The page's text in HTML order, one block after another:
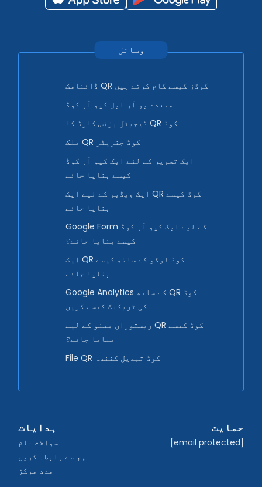
وسائل
ڈائنامک QR کوڈز کیسے کام کرتے ہیں
متعدد یو آر ایل کیو آر کوڈ
ڈیجیٹل بزنس کارڈ کا QR کوڈ
بلک QR کوڈ جنریٹر
ایک تصویر کے لئے ایک کیو آر کوڈ
کیسے بنایا جائے
ایک ویڈیو کے لیے ایک QR کوڈ کیسے
بنایا جائے
Google Form کے لیے ایک کیو آر کوڈ
کیسے بنایا جائے؟
ایک QR کوڈ لوگو کے ساتھ کیسے
بنایا جائے
Google Analytics کے ساتھ QR کوڈ
کی ٹریکنگ کیسے کریں
ریستوراں مینو کے لیے QR کوڈ کیسے
بنایا جائے؟
File QR کوڈ تبدیل کنندہ
ہدایات
سوالات عام
ہم سے رابطہ کریں
مدد مرکز
حمایت
[email protected]